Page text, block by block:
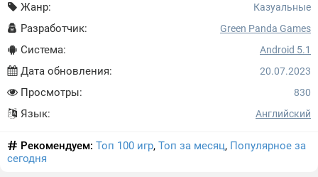
Жанр: Казуальные
Разработчик: Green Panda Games
Система: Android 5.1
Дата обновления: 20.07.2023
Просмотры: 830
Язык: Английский
Рекомендуем: Топ 100 игр, Топ за месяц, Популярное за
сегодня